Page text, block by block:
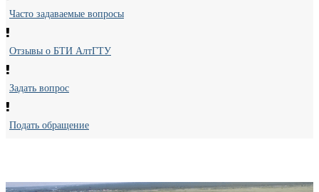
Часто задаваемые вопросы
Отзывы о БТИ АлтГТУ
Задать вопрос
Подать обращение